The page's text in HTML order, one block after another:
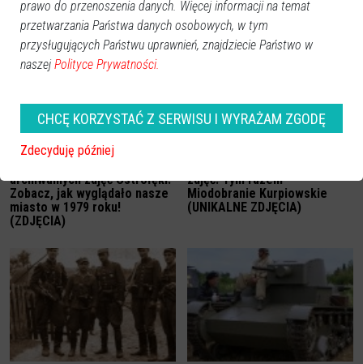
ZDJĘCIA)
miasto! (ZDJĘCIA)
archiwalnych zdjęć Ostrołęki.
Zobacz, jak wyglądało nasze
miasto w 1979 roku!
(ZDJĘCIA)
zdjęć: Tym razem
Miodobranie Kurpiowskie
(UNIKALNE ZDJĘCIA)
prawo do przenoszenia danych. Więcej informacji na temat
przetwarzania Państwa danych osobowych, w tym
przysługujących Państwu uprawnień, znajdziecie Państwo w
naszej Polityce Prywatności.
CHCĘ KORZYSTAĆ Z SERWISU I WYRAŻAM ZGODĘ
Zdecyduję później